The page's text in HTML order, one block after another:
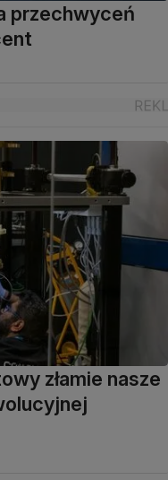
przechwyceń
złamie nasze